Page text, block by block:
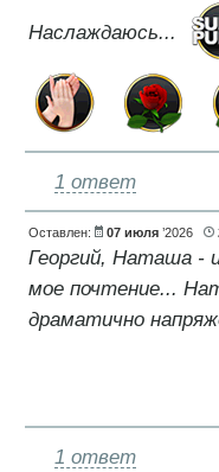
Наслаждаюсь...
1 ответ
Оставлен: 07 июля’2026
Георгий, Наташа -
мое почтение...
драматично
1 ответ